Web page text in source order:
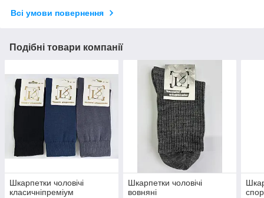
Всі умови повернення
Подібні товари компанії
Шкарпетки чоловічі
класичніпреміум
Шкарпетки чоловічі
вовняні